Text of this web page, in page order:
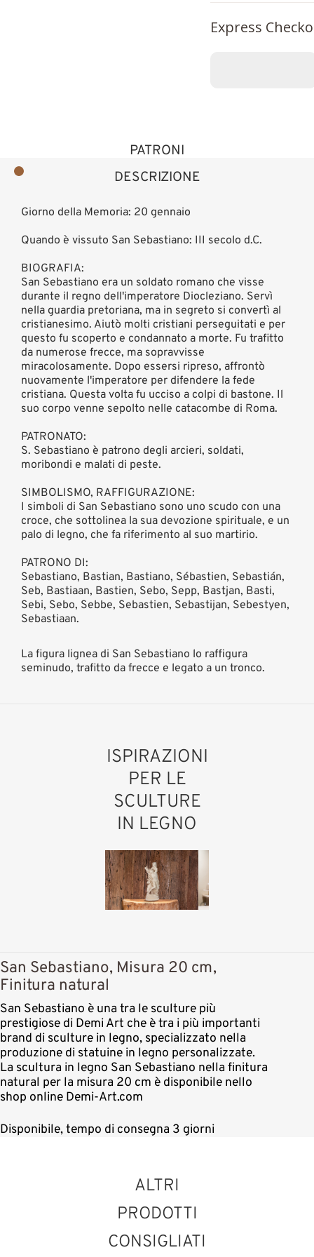
Express
DESCRIZIONE
PATRONI
Giorno della Memoria: 20 gennaio
Quando è vissuto San Sebastiano: III secolo d.C.
BIOGRAFIA:
San Sebastiano era un soldato romano che visse
durante il regno dell'imperatore Diocleziano. Servì
nella guardia pretoriana, ma in segreto si convertì al
cristianesimo. Aiutò molti cristiani perseguitati e per
questo fu scoperto e condannato a morte. Fu trafitto
da numerose frecce, ma sopravvisse
miracolosamente. Dopo essersi ripreso, affrontò
nuovamente l'imperatore per difendere la fede
cristiana. Questa volta fu ucciso a colpi di bastone. Il
suo corpo venne sepolto nelle catacombe di Roma.
PATRONATO:
S. Sebastiano è patrono degli arcieri, soldati,
moribondi e malati di peste.
SIMBOLISMO, RAFFIGURAZIONE:
I simboli di San Sebastiano sono uno scudo con una
croce, che sottolinea la sua devozione spirituale, e un
palo di legno, che fa riferimento al suo martirio.
PATRONO DI:
Sebastiano, Bastian, Bastiano, Sébastien, Sebastián,
Seb, Bastiaan, Bastien, Sebo, Sepp, Bastjan, Basti,
Sebi, Sebo, Sebbe, Sebastien, Sebastijan, Sebestyen,
Sebastiaan.
La figura lignea di San Sebastiano lo raffigura
seminudo, trafitto da frecce e legato a un tronco.
ISPIRAZIONI
PER LE
SCULTURE
IN LEGNO
San Sebastiano, Misura 20 cm,
Finitura natural
San Sebastiano è una tra le sculture più
prestigiose di Demi Art che è tra i più importanti
brand di sculture in legno, specializzato nella
produzione di statuine in legno personalizzate.
La scultura in legno San Sebastiano nella finitura
natural per la misura 20 cm è disponibile nello
shop online Demi-Art.com
Disponibile, tempo di consegna 3 giorni
ALTRI
PRODOTTI
CONSIGLIATI